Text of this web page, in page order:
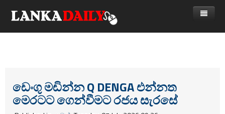
ඩෙංගු මඩින්න Q DENGA එන්නත
මෙරටට ගෙන්වීමට රජය සැරසේ
ක්‍රීඩා
විමසීම්